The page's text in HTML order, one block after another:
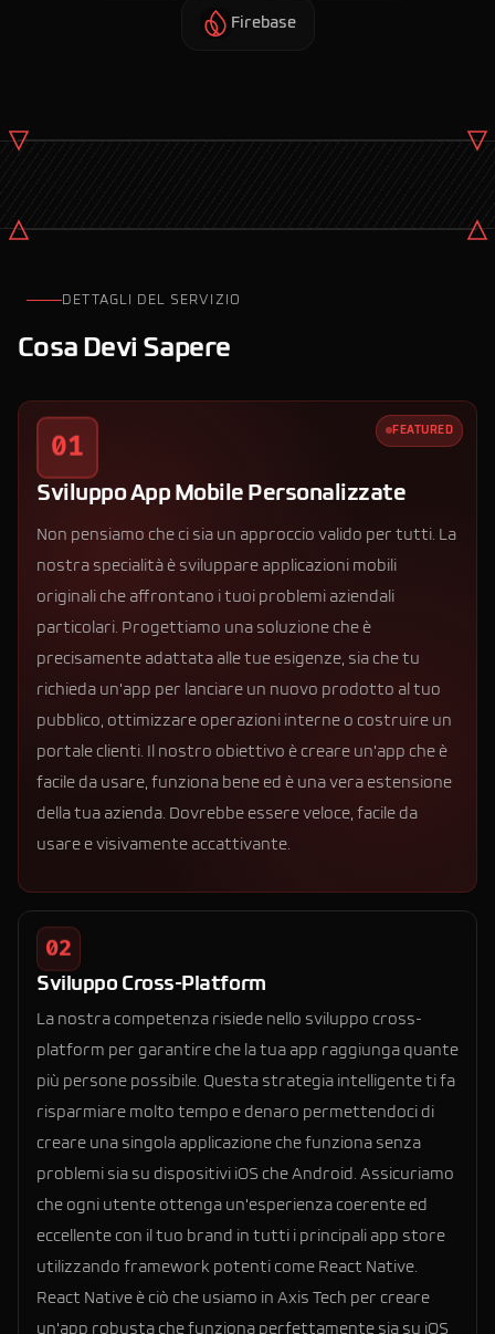
Firebase
DETTAGLI DEL SERVIZIO
Cosa Devi Sapere
FEATURED
01
Sviluppo App Mobile Personalizzate
Non pensiamo che ci sia un approccio valido per tutti. La
nostra specialità è sviluppare applicazioni mobili
originali che affrontano i tuoi problemi aziendali
particolari. Progettiamo una soluzione che è
precisamente adattata alle tue esigenze, sia che tu
richieda un'app per lanciare un nuovo prodotto al tuo
pubblico, ottimizzare operazioni interne o costruire un
portale clienti. Il nostro obiettivo è creare un'app che è
facile da usare, funziona bene ed è una vera estensione
della tua azienda. Dovrebbe essere veloce, facile da
usare e visivamente accattivante.
02
Sviluppo Cross-Platform
La nostra competenza risiede nello sviluppo cross-
platform per garantire che la tua app raggiunga quante
più persone possibile. Questa strategia intelligente ti fa
risparmiare molto tempo e denaro permettendoci di
creare una singola applicazione che funziona senza
problemi sia su dispositivi iOS che Android. Assicuriamo
che ogni utente ottenga un'esperienza coerente ed
eccellente con il tuo brand in tutti i principali app store
utilizzando framework potenti come React Native.
React Native è ciò che usiamo in Axis Tech per creare
un'app robusta che funziona perfettamente sia su iOS